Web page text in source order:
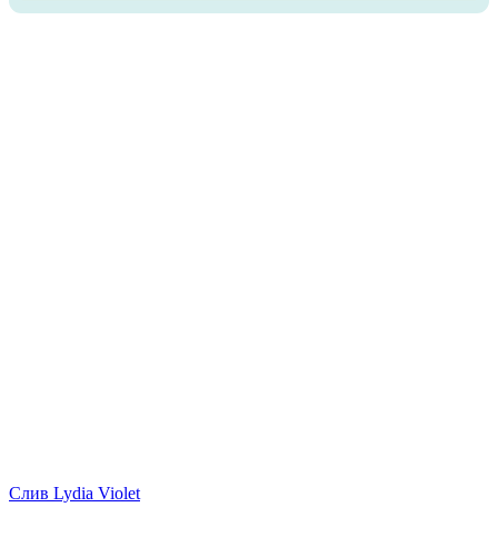
Слив Lydia Violet